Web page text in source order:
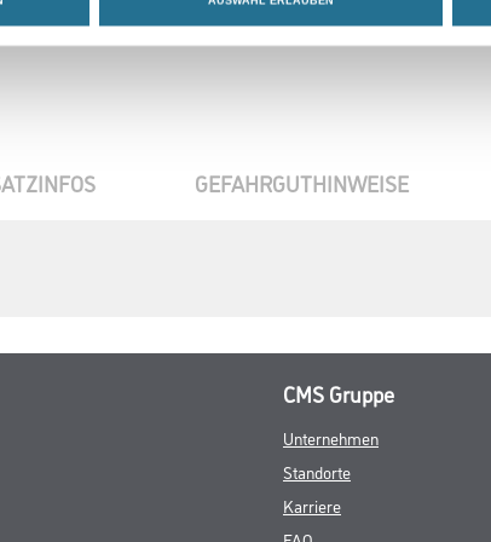
GEFAHRGUTHINWEISE
CMS Gruppe
Unternehmen
Standorte
Karriere